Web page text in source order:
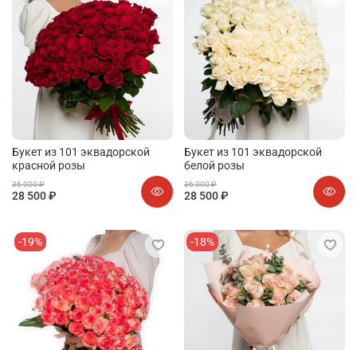
Букет из 101 эквадорской
красной розы
36 000 ₽
28 500 ₽
Букет из 101 эквадорской
белой розы
36 000 ₽
28 500 ₽
-19% -18%